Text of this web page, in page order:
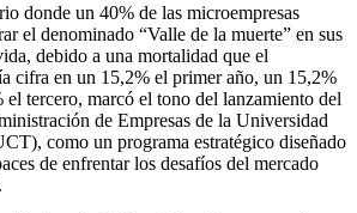
donde un 40% de las microempresas
el denominado “Valle de la muerte” en sus
debido a una mortalidad que el
cifra en un 15,2% el primer año, un 15,2%
tercero, marcó el tono del lanzamiento del
de Empresas de la Universidad
como un programa estratégico diseñado
de enfrentar los desafíos del mercado